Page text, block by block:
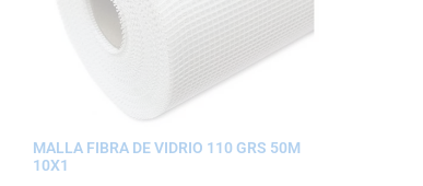
MALLA FIBRA DE VIDRIO 110 GRS 50M
10X1